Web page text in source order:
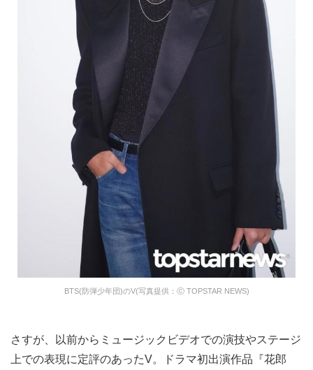
BTS(防弾少年団)のV(写真提供：ⓒ TOPSTAR NEWS)
さすが、以前からミュージックビデオでの演技やステージ
上での表現に定評のあったV。ドラマ初出演作品『花郎